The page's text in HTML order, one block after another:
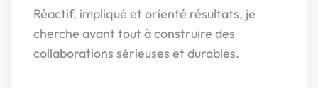
Réactif, impliqué et orienté résultats, je
cherche avant tout à construire des
collaborations sérieuses et durables.